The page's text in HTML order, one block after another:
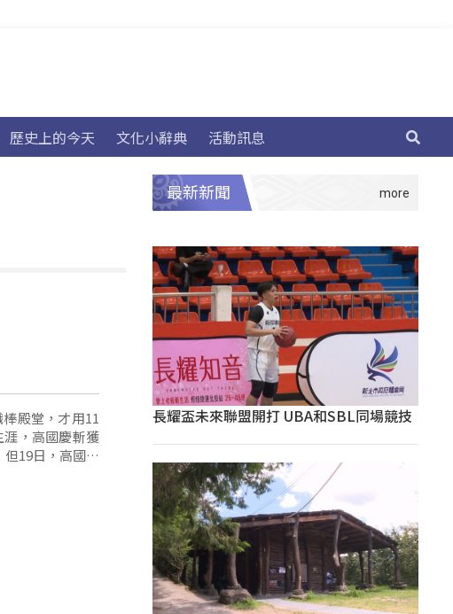
歷史上的今天 文化小辭典 活動訊息
殿堂，才用11
，高國慶斬獲
19日，高國慶
最新新聞
長耀盃未來聯盟開打 UBA和SBL同場競技